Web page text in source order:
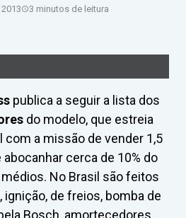
3 minutos de leitura
publica a seguir a lista dos
do modelo, que estreia
com a missão de vender 1,5
cerca de 10% do
No Brasil são feitos
de freios, bomba de
Bosch, amortecedores